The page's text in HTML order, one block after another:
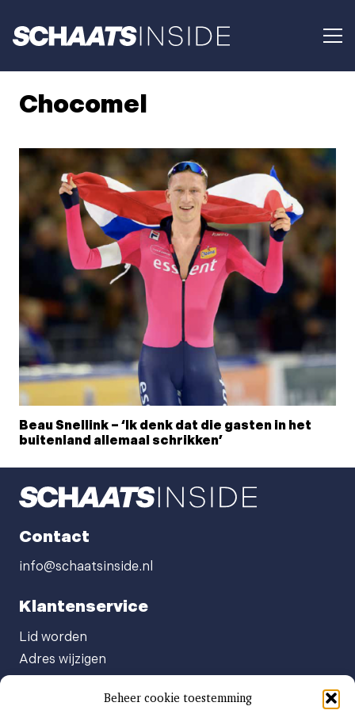
Beheer cookie toestemming
Chocomel
Beau Snellink – ‘Ik denk dat die gasten in het
buitenland allemaal schrikken’
Contact
info@schaatsinside.nl
Klantenservice
Lid worden
Adres wijzigen
Abonnement opzeggen